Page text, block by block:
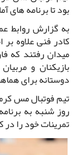
بود تا برنامه های
به گزارش روابط
کادر فنی علاوه
میدان رفتند که
بازیکنان و
دوستانه برای
تیم فوتبال مس
روز شنبه به
تمرینات خود را